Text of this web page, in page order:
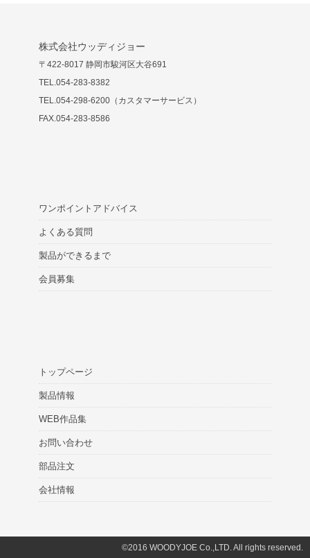
株式会社ウッディジョー
〒422-8017 静岡市駿河区大谷691
TEL.054-283-8382
TEL.054-298-6200（カスタマーサービス）
FAX.054-283-8586
ワンポイントアドバイス
よくある質問
製品ができるまで
会員募集
トップページ
製品情報
WEB作品集
お問い合わせ
部品注文
会社情報
©2016 WOODYJOE Co.,LTD. All rights reserved.